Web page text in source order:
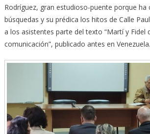
Rodríguez, gran estudioso-puente porque ha
búsquedas y su prédica los hitos de Calle
a los asistentes parte del texto “Martí y Fidel
comunicación”, publicado antes en Venezuela.